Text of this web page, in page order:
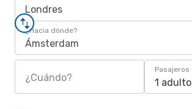
Londres
¿Hacia dónde?
Ámsterdam
¿Cuándo?
Pasajeros
1 adulto